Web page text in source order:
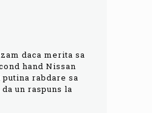
daca merita sa
hand Nissan
rabdare sa
un raspuns la